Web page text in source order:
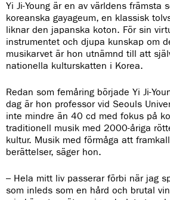
Yi Ji-Young är en av världens främsta
koreanska gayageum, en klassisk
liknar den japanska koton. För sin
instrumentet och djupa kunskap om
musikarvet är hon utnämnd till att
nationella kulturskatten i Korea.
Redan som femåring började Yi Ji-
dag är hon professor vid Seouls
inte mindre än 40 cd med fokus på
traditionell musik med 2000-åriga
kultur. Musik med förmåga att
berättelser, säger hon.
– Hela mitt liv passerar förbi när jag
som inleds som en hård och brutal